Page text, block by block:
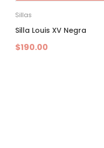
Sillas
Silla Louis XV Negra
$190.00